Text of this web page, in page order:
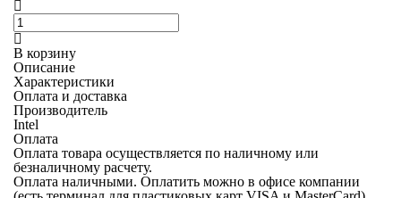
В корзину
Описание
Характеристики
Оплата и доставка
Производитель
Intel
Оплата
Оплата товара осуществляется по наличному или
безналичному расчету.
Оплата наличными. Оплатить можно в офисе компании